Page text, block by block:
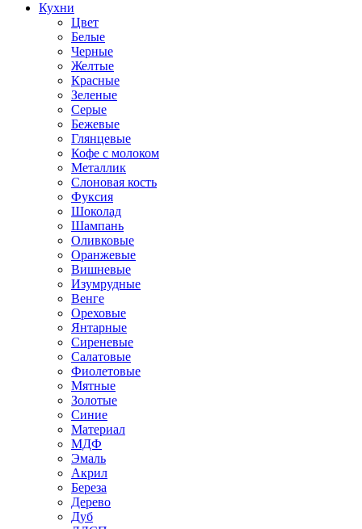
Кухни
Цвет
Белые
Черные
Желтые
Красные
Зеленые
Серые
Бежевые
Глянцевые
Кофе с молоком
Металлик
Слоновая кость
Фуксия
Шоколад
Шампань
Оливковые
Оранжевые
Вишневые
Изумрудные
Венге
Ореховые
Янтарные
Сиреневые
Салатовые
Фиолетовые
Мятные
Золотые
Синие
Материал
МДФ
Эмаль
Акрил
Береза
Дерево
Дуб